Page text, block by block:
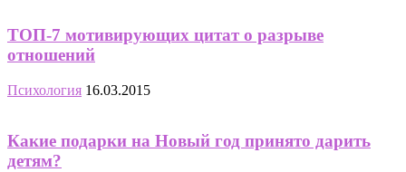
ТОП-7 мотивирующих цитат о разрыве
отношений
Психология 16.03.2015
Какие подарки на Новый год принято дарить
детям?